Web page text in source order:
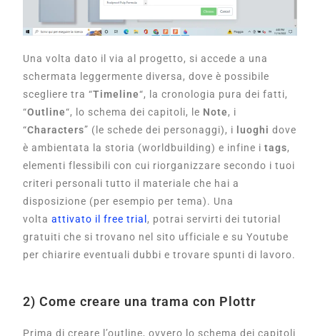
Una volta dato il via al progetto, si accede a una
schermata leggermente diversa, dove è possibile
scegliere tra “Timeline“, la cronologia pura dei fatti,
“Outline“, lo schema dei capitoli, le Note, i
“Characters” (le schede dei personaggi), i luoghi dove
è ambientata la storia (worldbuilding) e infine itags,
elementi flessibili con cui riorganizzare secondo i tuoi
criteri personali tutto il materiale che hai a
disposizione (per esempio per tema). Una
voltaattivato il free trial, potrai servirti dei tutorial
gratuiti che si trovano nel sito ufficiale e su Youtube
per chiarire eventuali dubbi e trovare spunti di lavoro.
2) Come creare una trama con Plottr
Prima di creare l’outline, ovvero lo schema dei capitoli